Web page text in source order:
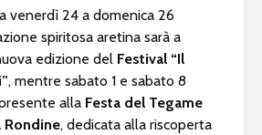
venerdì 24 a domenica 26
spiritosa aretina sarà a
edizione del Festival “Il
, mentre sabato 1 e sabato 8
alla Festa del Tegame
Rondine, dedicata alla riscoperta